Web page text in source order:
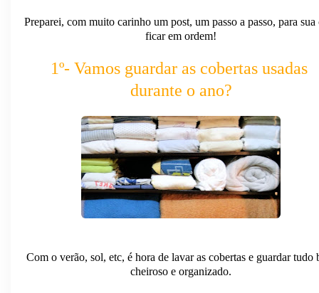
Preparei, com muito carinho um post, um passo a passo, para sua
ficar em ordem!
1º- Vamos guardar as cobertas usadas
durante o ano?
Com o verão, sol, etc, é hora de lavar as cobertas e guardar tudo
cheiroso e organizado.